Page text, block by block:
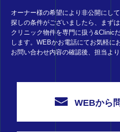
オーナー様の希望により非公開にし
探しの条件がございましたら、まずは
クリニック物件を専門に扱う&Clinic
します。WEBかお電話にてお気軽に
お問い合わせ内容の確認後、担当よ
WEBから